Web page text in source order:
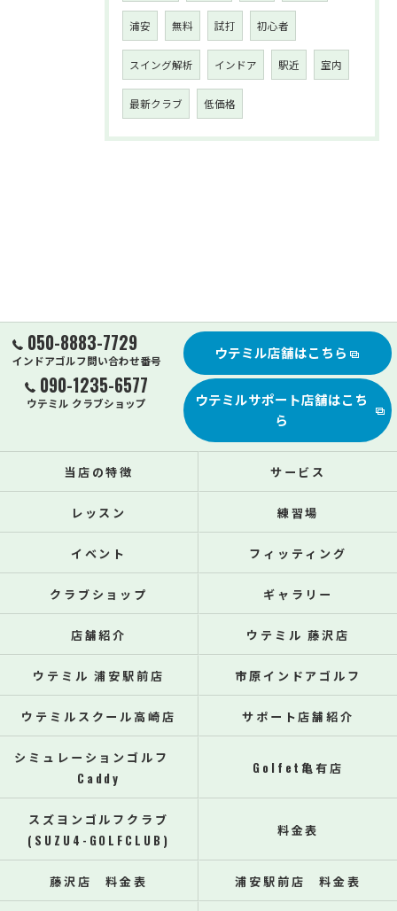
浦安 無料 試打 初心者
スイング解析 インドア 駅近 室内
最新クラブ 低価格
050-8883-7729
インドアゴルフ問い合わせ番号
090-1235-6577
ウテミル クラブショップ
ウテミル店舗はこちら
ウテミルサポート店舗はこち
ら
当店の特徴 サービス
レッスン 練習場
イベント フィッティング
クラブショップ ギャラリー
店舗紹介 ウテミル 藤沢店
ウテミル 浦安駅前店 市原インドアゴルフ
ウテミルスクール高崎店 サポート店舗紹介
シミュレーションゴルフ
Caddy
Golfet亀有店
スズヨンゴルフクラブ
(SUZU4-GOLFCLUB)
料金表
藤沢店 料金表 浦安駅前店 料金表